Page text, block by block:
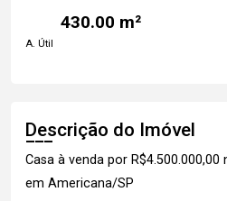
430.00 m²
A. Útil
Descrição do Imóvel
Casa à venda por
em Americana/SP